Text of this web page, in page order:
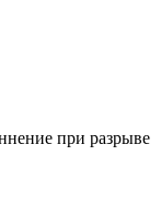
при разрыве